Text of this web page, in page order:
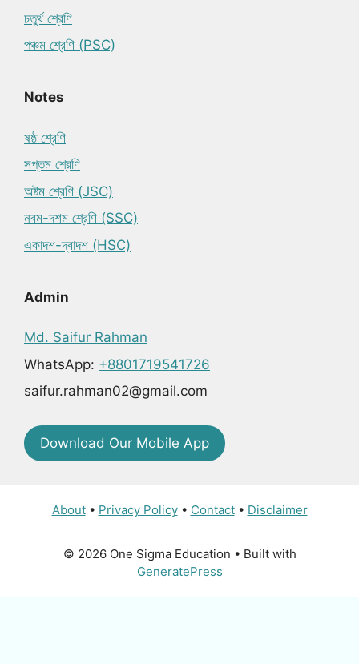
চতুর্থ শ্রেণি
পঞ্চম শ্রেণি (PSC)
Notes
ষষ্ঠ শ্রেণি
সপ্তম শ্রেণি
অষ্টম শ্রেণি (JSC)
নবম-দশম শ্রেণি (SSC)
একাদশ-দ্বাদশ (HSC)
Admin
Md. Saifur Rahman
WhatsApp: +8801719541726
saifur.rahman02@gmail.com
Download Our Mobile App
About• Privacy Policy• Contact• Disclaimer
© 2026 One Sigma Education • Built with
GeneratePress